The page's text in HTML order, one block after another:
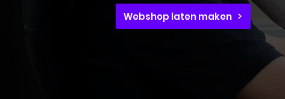
Webshop laten maken